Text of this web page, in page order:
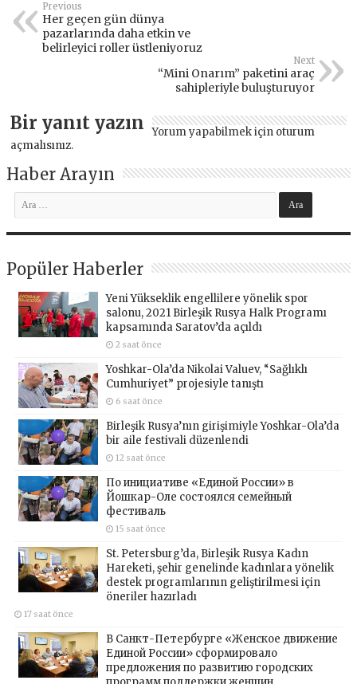
Previous
Her geçen gün dünya
pazarlarında daha etkin ve
belirleyici roller üstleniyoruz
Next
“Mini Onarım” paketini araç
sahipleriyle buluşturuyor
Bir yanıt yazın Yorum yapabilmek için oturum
açmalısınız.
Haber Arayın
Popüler Haberler
Yeni Yükseklik engellilere yönelik spor
salonu, 2021 Birleşik Rusya Halk Programı
kapsamında Saratov’da açıldı
2 saat önce
Yoshkar-Ola’da Nikolai Valuev, “Sağlıklı
Cumhuriyet” projesiyle tanıştı
6 saat önce
Birleşik Rusya’nın girişimiyle Yoshkar-Ola’da
bir aile festivali düzenlendi
12 saat önce
По инициативе «Единой России» в
Йошкар-Оле состоялся семейный
фестиваль
15 saat önce
St. Petersburg’da, Birleşik Rusya Kadın
Hareketi, şehir genelinde kadınlara yönelik
destek programlarının geliştirilmesi için
öneriler hazırladı
17 saat önce
В Санкт-Петербурге «Женское движение
Единой России» сформировало
предложения по развитию городских